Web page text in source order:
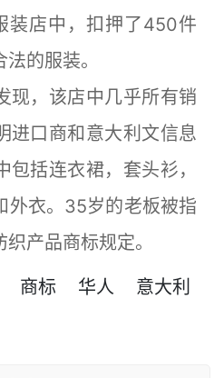
装店中，扣押了450件
的服装。
，该店中几乎所有销
进口商和意大利文信息
括连衣裙，套头衫，
外衣。35岁的老板被指
产品商标规定。
商标 华人
意大利